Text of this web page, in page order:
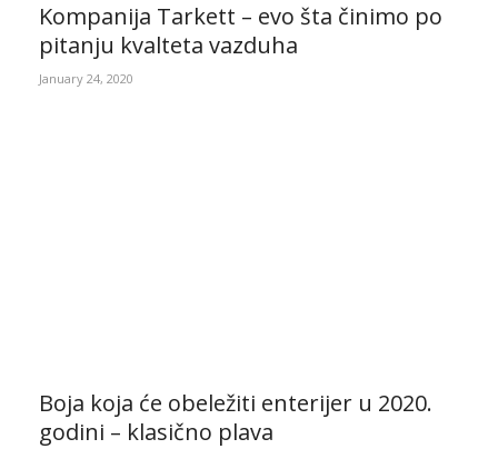
Kompanija Tarkett – evo šta činimo po
pitanju kvalteta vazduha
January 24, 2020
Boja koja će obeležiti enterijer u 2020.
godini – klasično plava